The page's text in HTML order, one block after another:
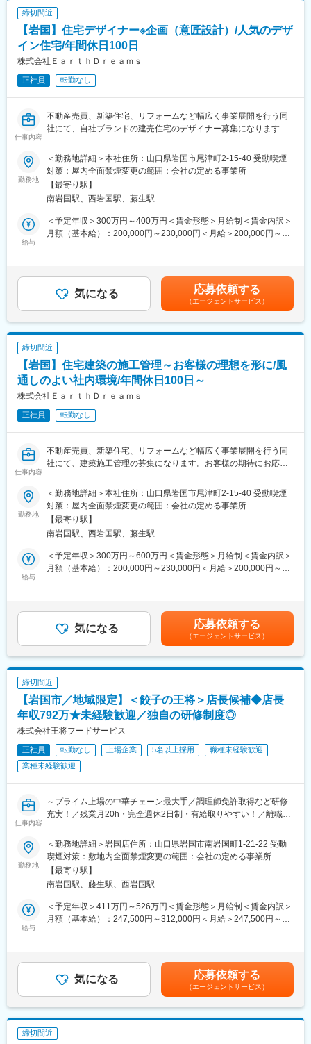
ー12:00～13:00 昼食
ー13:00～15:00 接客・打ち合わせ
ー15:00～18:00 担当のお客様のフォロー（進行状況や今後の予定
を連絡）
ー18:00 帰社
自社デザインの住宅が人気の同社ですが、近年ユニテハウスの代
理、賃貸など、住まいに関する様々な事業を展開しており、各事
業部同士の連携によって案件獲得を可能にしております。働くス
ことで、自身の今後のキャリアが広く豊かなものになると考えて
おります。
変更の範囲：会社の定める業務
締切間近
【岩国】住宅デザイナー※企画（意匠設計）/人気のデザ
イン住宅/年間休日100日
株式会社ＥａｒｔｈＤｒｅａｍｓ
正社員 転勤なし
仕事内容
不動産売買、新築住宅、リフォームなど幅広く事業展開を行う同
社にて、自社ブランドの建売住宅のデザイナー募集になります。
デザインするデザイナーとしてご活躍いただくことを期待してお
ります。
■採用背景：
100年飽きずに住み続けられる「箱型シンプルデザイン」が人気
のユニテハウスの代理店になったこともあり、さらなる事業拡大
を見込んでおります。お客様の期待に応え、さらによい会社に成
長するために新戦力になっていただける方を募集いたします。
ながら、インテリアと合わせてのバランスや人気のデザインを取
り入れつつ、お客様に愛される住宅を企画をします。その後建築
デザインのシステム・CADを用いてラフな設計図の作成までおこ
■1日の流れ
ー9:00 出社・掃除・朝礼
ー9:20～12:00 メールチェック・プラン作成（デザイナーとの打
ち合わせなど）
ー13:00～15:00 接客・打ち合わせ
ー18:00 帰社
■同社の強み：
理店契約を結んだことでお客様へ幅広い提案の実現が強みです。
さらに新築住宅のみではなく、グループ会社にて不動産売買や管
理、賃貸など、住まいに関する様々な事業を展開しており、各事
業部同士の連携によって案件獲得を可能にしております。働くス
ことで、自身の今後のキャリアが広く豊かなものになると考えて
おります。
変更の範囲：会社の定める業務
勤務地
＜勤務地詳細＞本社住所：山口県岩国市尾津町2-15-40 受動喫煙
対策：屋内全面禁煙変更の範囲：会社の定める事業所
【最寄り駅】
南岩国駅、西岩国駅、藤生駅
給与
＜予定年収＞300万円～400万円＜賃金形態＞月給制＜賃金内訳＞
月額（基本給）：200,000円～230,000円＜月給＞200,000円～
給(月額)は固定手当を含みます。
気になる 応募依頼する
（エージェントサービス）
締切間近
【岩国】住宅建築の施工管理～お客様の理想を形に/風
通しのよい社内環境/年間休日100日～
株式会社ＥａｒｔｈＤｒｅａｍｓ
正社員 転勤なし
仕事内容
不動産売買、新築住宅、リフォームなど幅広く事業展開を行う同
社にて、建築施工管理の募集になります。お客様の期待にお応え
ただくことを期待しております。
■採用背景：
100年飽きずに住み続けられる「箱型シンプルデザイン」が人気
のユニテハウスの代理店になったこともあり、さらなる事業拡大
を見込んでおります。お客様の期待に応え、さらによい会社に成
長するために新戦力になっていただける方を募集いたします。
■業務内容：
■1日の流れ
9:00 出社・掃除・朝礼
ー9:20～12:00 メールチェック・工程確認（営業と行うこともご
ー13:00～15:00 現場打ち合わせ・現場確認
ー15:00～17:00 見積書作成・積算業務
ー17:00～18:00 営業、設計との打ち合わせ
ー18:00 帰社
■同社の強み：
理店契約を結んだことでお客様へ幅広い提案の実現が強みです。
さらに新築住宅のみではなく、グループ会社にて不動産売買や管
タッフに対しても、様々な知識や経験が得られる環境に身を置く
ことで、自身の今後のキャリアが広く豊かなものになると考えて
変更の範囲：会社の定める業務
勤務地
＜勤務地詳細＞本社住所：山口県岩国市尾津町2-15-40 受動喫煙
対策：屋内全面禁煙変更の範囲：会社の定める事業所
【最寄り駅】
南岩国駅、西岩国駅、藤生駅
給与
＜予定年収＞300万円～600万円＜賃金形態＞月給制＜賃金内訳＞
月額（基本給）：200,000円～230,000円＜月給＞200,000円～
給(月額)は固定手当を含みます。
気になる 応募依頼する
（エージェントサービス）
締切間近
【岩国市／地域限定】＜餃子の王将＞店長候補◆店長
年収792万★未経験歓迎／独自の研修制度◎
株式会社王将フードサービス
正社員 転勤なし 上場企業 5名以上採用
職種未経験歓迎
業種未経験歓迎
仕事内容
～プライム上場の中華チェーン最大手／調理師免許取得など研修
充実！／残業月20h・完全週休2日制・有給取りやすい！／離職率
■業務概要：
中華料理チェーン最大手である「餃子の王将」にて接客・調理か
らスタート。将来的には店長としてスタッフ教育や集客企画等の
店舗づくりもお任せします
＜★飲食業を盛り上げていきたい方歓迎！あなたオリジナルの餃
子の王将を★＞
とにより、お客様の声を味付けやメニューに反映することができ
ます
日本中にある王将はすべてが個性的。私たちと一緒にあなたらし
■王将のキャリアパス：
▼店舗スタッフ
勤務地
＜勤務地詳細＞岩国店住所：山口県岩国市南岩国町1-21-22 受動
喫煙対策：敷地内全面禁煙変更の範囲：会社の定める事業所
【最寄り駅】
南岩国駅、藤生駅、西岩国駅
給与
＜予定年収＞411万円～526万円＜賃金形態＞月給制＜賃金内訳＞
月額（基本給）：247,500円～312,000円＜月給＞247,500円～
万円4年目副店長：605万円5年目店長：700万円賃金はあくまでも
目安の金額であり、選考を通じて上下する可能性があります。月
給(月額)は固定手当を含めた表記です。
気になる 応募依頼する
（エージェントサービス）
締切間近